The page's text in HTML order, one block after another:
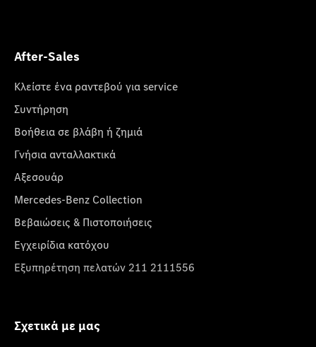
After-Sales
Κλείστε ένα ραντεβού για service
Συντήρηση
Βοήθεια σε βλάβη ή ζημιά
Γνήσια ανταλλακτικά
Αξεσουάρ
Mercedes-Benz Collection
Βεβαιώσεις & Πιστοποιήσεις
Εγχειρίδια κατόχου
Εξυπηρέτηση πελατών 211 2111556
Σχετικά με μας